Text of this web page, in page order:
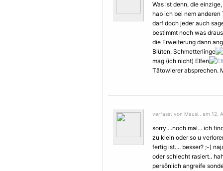
Was ist denn, die
hab ich bei nem
darf doch jeder auch
bestimmt noch was
die Erweiterung dann
Blüten, Schmetterlinge
mag (ich nicht) Elfen
Tätowierer absprechen.
verfasst von Mausi.. am 12.
sorry....noch mal... ich
zu klein oder so u
fertig ist.... besser? ;-)
oder schlecht rasiert..
persönlich angreife